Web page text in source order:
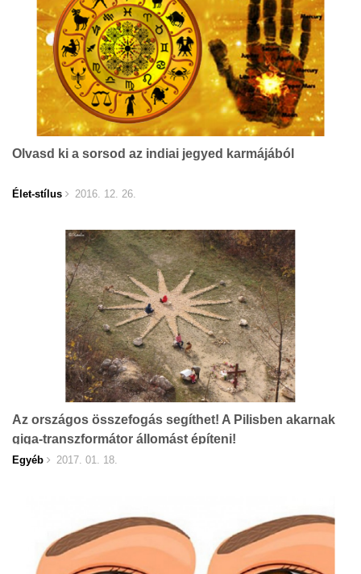
Olvasd ki a sorsod az indiai jegyed karmájából
Élet-stílus 2016. 12. 26.
Az országos összefogás segíthet! A Pilisben akarnak
giga-transzformátor állomást építeni!
Egyéb 2017. 01. 18.